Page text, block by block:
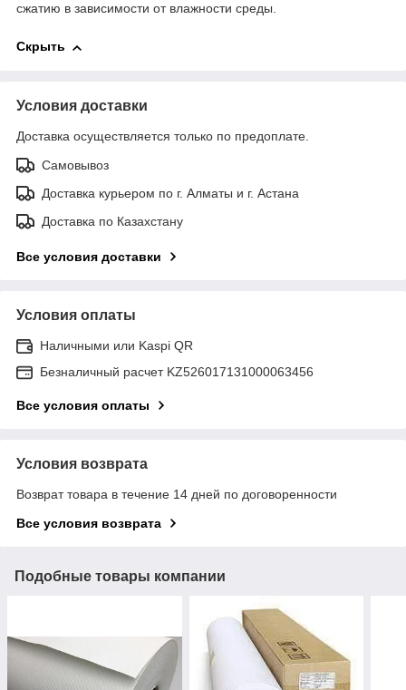
сжатию в зависимости от влажности среды.
Скрыть
Условия доставки
Доставка осуществляется только по предоплате.
Самовывоз
Доставка курьером по г. Алматы и г. Астана
Доставка по Казахстану
Все условия доставки
Условия оплаты
Наличными или Kaspi QR
Безналичный расчет KZ526017131000063456
Все условия оплаты
Условия возврата
Возврат товара в течение 14 дней по договоренности
Все условия возврата
Подобные товары компании